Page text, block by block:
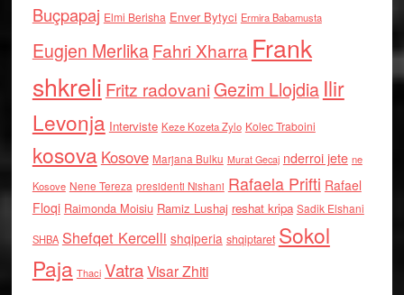
Buçpapaj Elmi Berisha Enver Bytyci Ermira Babamusta
Eugjen MerlikaFahri Xharra Frank
shkreli Fritz radovaniGezim Llojdia Ilir
Levonja Interviste Keze Kozeta Zylo Kolec Traboini
kosova Kosove Marjana Bulku Murat Gecaj nderroi jete ne
Kosove Nene Tereza presidenti Nishani Rafaela Prifti Rafael
Floqi Raimonda Moisiu Ramiz Lushaj reshat kripa Sadik Elshani
SHBA Shefqet Kercelli shqiperia shqiptaret Sokol
Paja Thaci VatraVisar Zhiti